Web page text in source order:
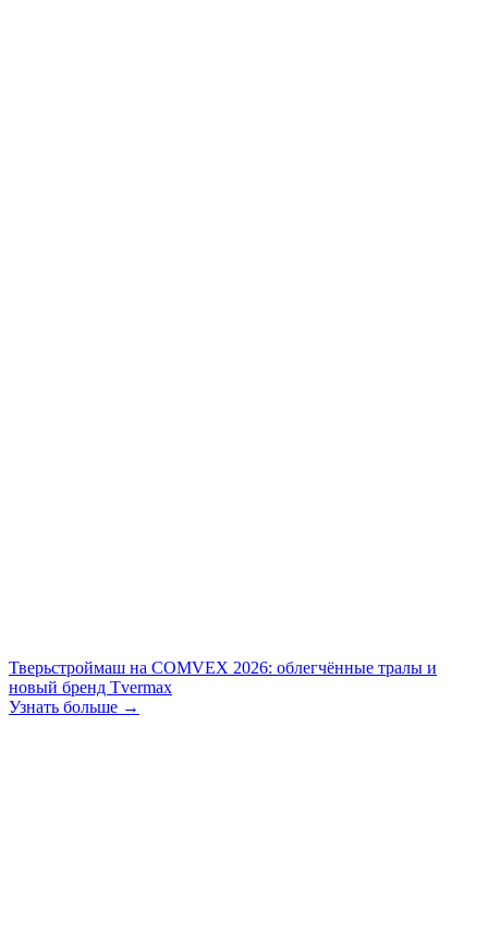
Тверьстроймаш на COMVEX 2026: облегчённые тралы и
новый бренд Tvermax
Узнать больше →